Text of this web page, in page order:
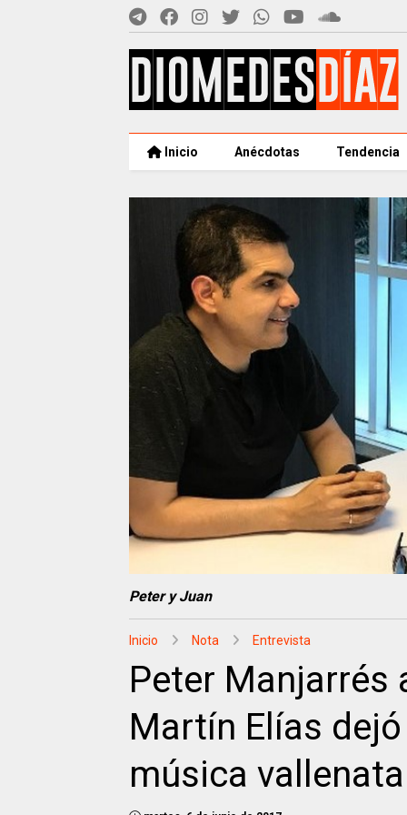
Inicio Anécdotas Tendencia
Peter y Juan
Inicio Nota Entrevista
Peter Manjarrés
Martín Elías dejó
música vallenata